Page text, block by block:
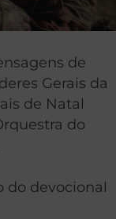
de
Gerais da
de Natal
do
do devocional